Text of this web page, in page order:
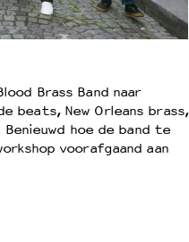
Brass Band naar
beats, New Orleans brass,
hoe de band te
voorafgaand aan